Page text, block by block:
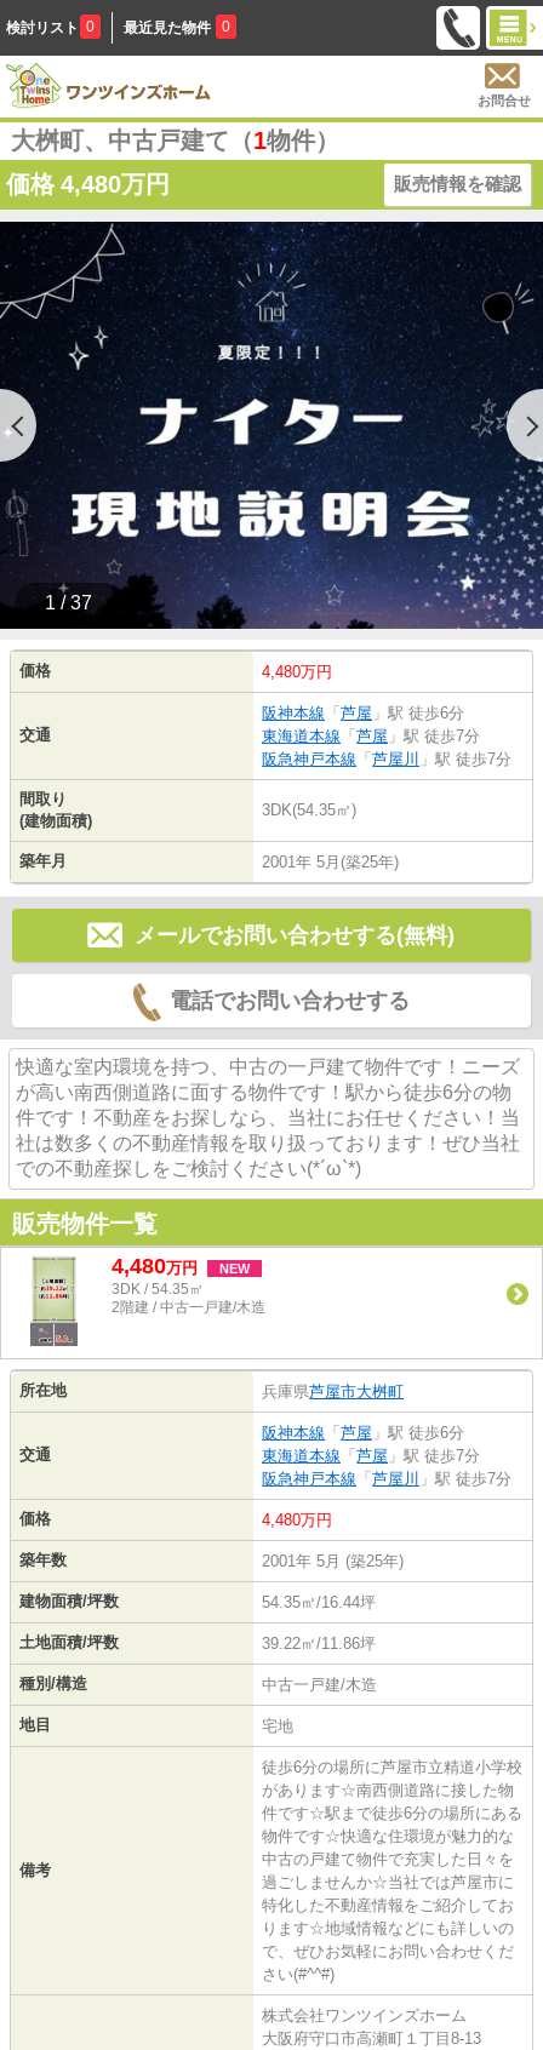
検討リスト 0 最近見た物件 0
お問合せ
大桝町、中古戸建て（1物件）
価格 4,480万円 販売情報を確認
1 / 37
価格 4,480万円
交通
阪神本線 「 芦屋 」駅 徒歩6分
東海道本線 「 芦屋 」駅 徒歩7分
阪急神戸本線 「 芦屋川 」駅 徒歩7分
間取り
(建物面積)
3DK(54.35㎡)
築年月 2001年 5月(築25年)
メールでお問い合わせする(無料)
電話でお問い合わせする
快適な室内環境を持つ、中古の一戸建て物件です！ニーズ
が高い南西側道路に面する物件です！駅から徒歩6分の物
件です！不動産をお探しなら、当社にお任せください！当
社は数多くの不動産情報を取り扱っております！ぜひ当社
での不動産探しをご検討ください(*´ω`*)
販売物件一覧
4,480万円 NEW
3DK / 54.35㎡
2階建 / 中古一戸建/木造
所在地 兵庫県芦屋市大桝町
交通
阪神本線 「 芦屋 」駅 徒歩6分
東海道本線 「 芦屋 」駅 徒歩7分
阪急神戸本線 「 芦屋川 」駅 徒歩7分
価格 4,480万円
築年数 2001年 5月 (築25年)
建物面積/坪数 54.35㎡/16.44坪
土地面積/坪数 39.22㎡/11.86坪
種別/構造 中古一戸建/木造
地目 宅地
備考
徒歩6分の場所に芦屋市立精道小学校
があります☆南西側道路に接した物
件です☆駅まで徒歩6分の場所にある
物件です☆快適な住環境が魅力的な
中古の戸建て物件で充実した日々を
過ごしませんか☆当社では芦屋市に
特化した不動産情報をご紹介してお
ります☆地域情報などにも詳しいの
で、ぜひお気軽にお問い合わせくだ
さい(#^^#)
株式会社ワンツインズホーム
大阪府守口市高瀬町１丁目8-13